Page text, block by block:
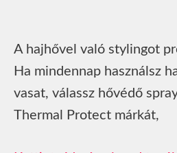
A hajhővel való stylingot
Ha mindennap használsz
vasat, válassz hővédő
Thermal Protect márkát,